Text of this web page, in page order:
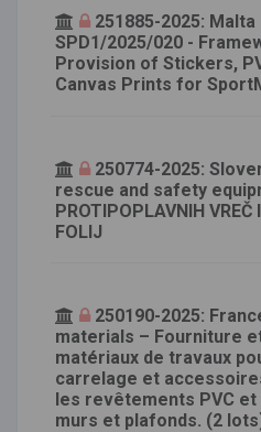
251885-2025: Malta
SPD1/2025/020 -
Provision of Stickers,
Canvas Prints for
250774-2025:
rescue and safety
PROTIPOPLAVNIH
FOLIJ
250190-2025:
materials – Fourniture
matériaux de travaux
carrelage et
les revêtements PVC
murs et plafonds. (2